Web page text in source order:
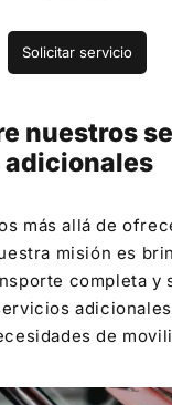
Solicitar servicio
nuestros
adicionales
más allá de
misión es
completa y
de